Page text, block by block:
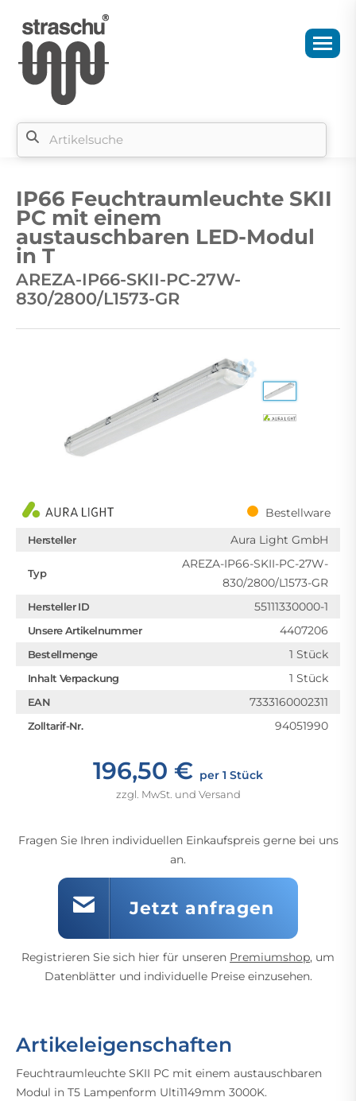
IP66 Feuchtraumleuchte SKII
PC mit einem
austauschbaren LED-Modul
in T
AREZA-IP66-SKII-PC-27W-
830/2800/L1573-GR
Bestellware
Hersteller Aura Light GmbH
Typ
AREZA-IP66-SKII-PC-27W-
830/2800/L1573-GR
Hersteller ID 55111330000-1
Unsere Artikelnummer 4407206
Bestellmenge 1 Stück
Inhalt Verpackung 1 Stück
EAN 7333160002311
Zolltarif-Nr. 94051990
196,50 € per 1 Stück
zzgl. MwSt. und Versand
Fragen Sie Ihren individuellen Einkaufspreis gerne bei uns
an.
Jetzt anfragen
Registrieren Sie sich hier für unseren Premiumshop, um
Datenblätter und individuelle Preise einzusehen.
Artikeleigenschaften
Feuchtraumleuchte SKII PC mit einem austauschbaren
Modul in T5 Lampenform Ulti1149mm 3000K.